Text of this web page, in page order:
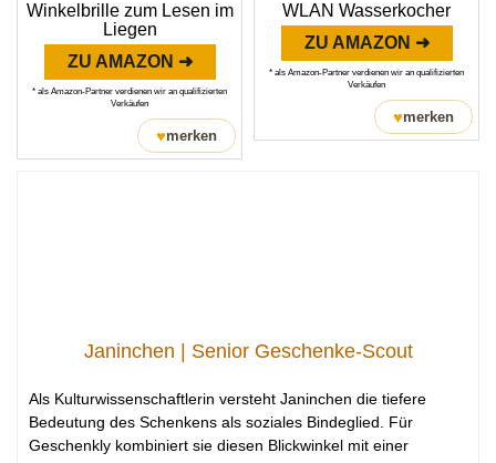
Winkelbrille zum Lesen im
Liegen
ZU AMAZON ➜
* als Amazon-Partner verdienen wir an qualifizierten
Verkäufen
♥merken
WLAN Wasserkocher
ZU AMAZON ➜
* als Amazon-Partner verdienen wir an qualifizierten
Verkäufen
♥merken
Janinchen | Senior Geschenke-Scout
Als Kulturwissenschaftlerin versteht Janinchen die tiefere
Bedeutung des Schenkens als soziales Bindeglied. Für
Geschenkly kombiniert sie diesen Blickwinkel mit einer